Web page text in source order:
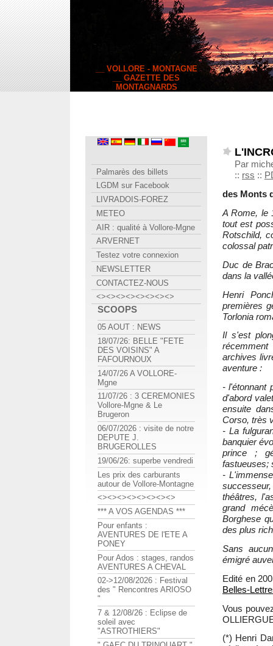
__ VOLLORE - MONTAGNE
__ GAZETTE DES
MONTAGNARDS
Par
:: rss ::
des Monts
A Rome, le
tout est
Rotschild,
colossal
Duc de
dans la
Henri
premières
Torlonia
Il s'est
archives
aventure :
- l'étonnant
d'abord
ensuite
Corso, très
- La
banquier
prince ;
fastueuses;
-
théâtres,
grand
Borghese
des plus
Sans
émigré
Edité en
Belles-
Vous
(*) Henri
Palmarès des billets
LGDM sur Facebook
LIVRADOIS-FOREZ
METEO
AIR : qualité à Vollore-Mgne
ARVERNET
Testez votre connexion
NEWSLETTER
CONTACTEZ-NOUS
<><><><><><><><>
SCOOPS
05 AOUT : NEWS
18/07/26: BELLE "FETE
DES VOISINS" A
FAFOURNOUX
14/07/26 A VOLLORE-
Mgne
11/07/26 : 3 CEREMONIES
Vollore-Mgne & Le
Brugeron
06/07/2026 : visite de notre
DEPUTE J.
BRUGEROLLES
19/06/26: superbe vendredi
Les prix des carburants
autour de Vollore-Montagne
<><><><><><><><>
*** A VOS AGENDAS ***
Pour enfants :
AVENTURES DE l'ETE A
PONEY
Pour Ados : stages, randos
AVENTURES A CHEVAL
02->12/08/2026 : Festival
des " Rencontres ARIOSO
"
7 & 12/08/26 : Eclipse de
soleil avec
"ASTROTHIERS"